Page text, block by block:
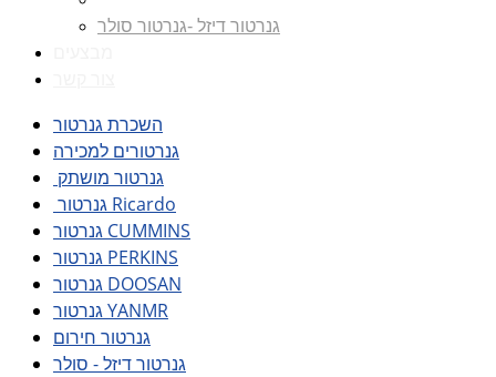
גנרטור דיזל -גנרטור סולר
השכרת גנרטור
גנרטורים למכירה
גנרטור מושתק
גנרטור Ricardo
גנרטור CUMMINS
גנרטור PERKINS
גנרטור DOOSAN
גנרטור YANMR
גנרטור חירום
גנרטור דיזל - סולר